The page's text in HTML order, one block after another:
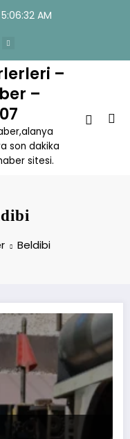
5:06:32 AM
–
–
son dakika
sitesi.
Beldibi